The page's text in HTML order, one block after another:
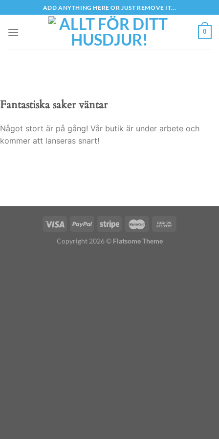
to
content
ADD ANYTHING HERE OR JUST REMOVE IT...
0
Fantastiska saker väntar
Något stort är på gång! Vår butik är under arbete och
kommer att lanseras snart!
Copyright 2026 © Flatsome Theme